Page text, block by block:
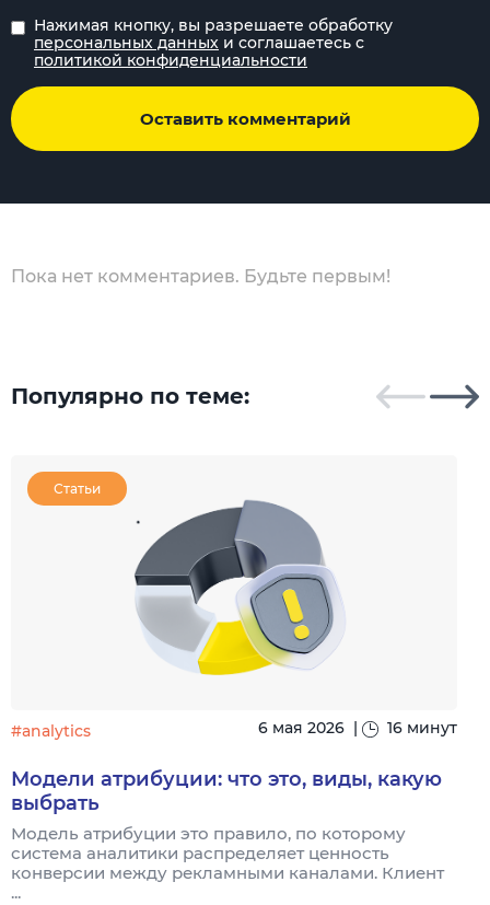
Нажимая кнопку, вы разрешаете обработку
персональных данных и соглашаетесь с
политикой конфиденциальности
Оставить комментарий
Пока нет комментариев. Будьте первым!
Популярно по теме:
Статьи
#analytics 6 мая 2026 16 минут
Модели атрибуции: что это, виды, какую
выбрать
Модель атрибуции это правило, по которому
система аналитики распределяет ценность
конверсии между рекламными каналами. Клиент
...